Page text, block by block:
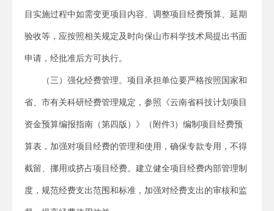
目实施过程中如需变更项目内容、调整项目经费预算、延期
验收等，应按照相关规定及时向保山市科学技术局提出书面
申请，经批准后方可执行。
（三）强化经费管理。项目承担单位要严格按照国家和
省、市有关科研经费管理规定，参照《云南省科技计划项目
资金预算编报指南（第四版）》（附件3）编制项目经费预
算表，加强对项目经费的管理和使用，确保专款专用，不得
截留、挪用或挤占项目经费。建立健全项目经费内部管理制
度，规范经费支出范围和标准，加强对经费支出的审核和监